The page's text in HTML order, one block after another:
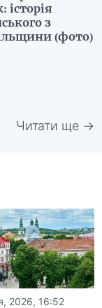
історія
з
(фото)
Читати ще →
2026, 16:52